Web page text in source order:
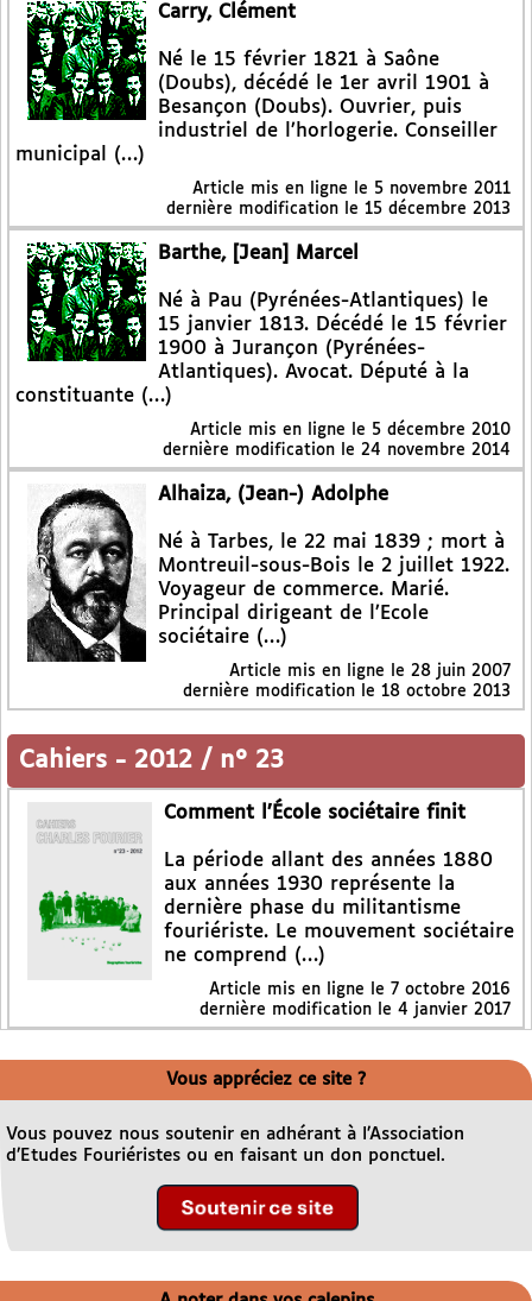
Carry, Clément
Né le 15 février 1821 à Saône
(Doubs), décédé le 1er avril 1901 à
Besançon (Doubs). Ouvrier, puis
industriel de l’horlogerie. Conseiller
municipal (…)
Article mis en ligne le 5 novembre 2011
dernière modification le 15 décembre 2013
Barthe, [Jean] Marcel
Né à Pau (Pyrénées-Atlantiques) le
15 janvier 1813. Décédé le 15 février
1900 à Jurançon (Pyrénées-
Atlantiques). Avocat. Député à la
constituante (…)
Article mis en ligne le 5 décembre 2010
dernière modification le 24 novembre 2014
Alhaiza, (Jean-) Adolphe
Né à Tarbes, le 22 mai 1839 ; mort à
Montreuil-sous-Bois le 2 juillet 1922.
Voyageur de commerce. Marié.
Principal dirigeant de l’Ecole
sociétaire (…)
Article mis en ligne le 28 juin 2007
dernière modification le 18 octobre 2013
Cahiers - 2012 / n° 23
Comment l’École sociétaire finit
La période allant des années 1880
aux années 1930 représente la
dernière phase du militantisme
fouriériste. Le mouvement sociétaire
ne comprend (…)
Article mis en ligne le 7 octobre 2016
dernière modification le 4 janvier 2017
Vous appréciez ce site ?
Vous pouvez nous soutenir en adhérant à l’Association
d’Etudes Fouriéristes ou en faisant un don ponctuel.